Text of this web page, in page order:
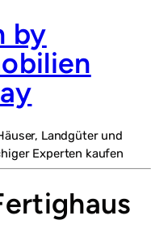
by
Landgüter und
Experten kaufen